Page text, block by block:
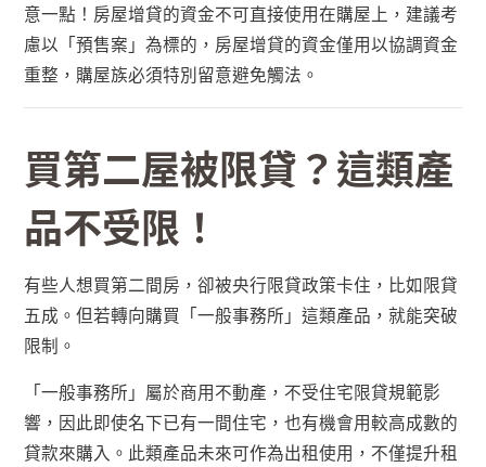
意一點！房屋增貸的資金不可直接使用在購屋上，建議考
慮以「預售案」為標的，房屋增貸的資金僅用以協調資金
重整，購屋族必須特別留意避免觸法。
買第二屋被限貸？這類產
品不受限！
有些人想買第二間房，卻被央行限貸政策卡住，比如限貸
五成。但若轉向購買「一般事務所」這類產品，就能突破
限制。
「一般事務所」屬於商用不動產，不受住宅限貸規範影
響，因此即使名下已有一間住宅，也有機會用較高成數的
貸款來購入。此類產品未來可作為出租使用，不僅提升租